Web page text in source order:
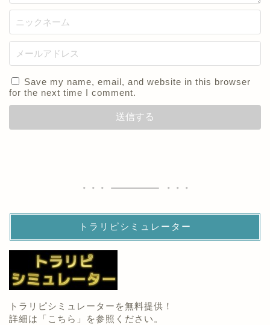
Save my name, email, and website in this browser
for the next time I comment.
トラリピシミュレーター
トラリピシミュレーターを無料提供！
詳細は「 こちら 」を参照ください。